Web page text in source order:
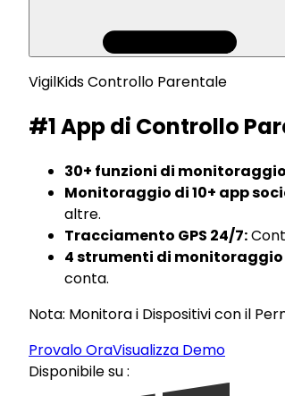
VigilKids Controllo Parentale
#1 App di Controllo
30+ funzioni di
Monitoraggio di 10+ app
altre.
Tracciamento GPS 24/7:
4 strumenti di monitoraggio
conta.
Nota: Monitora i Dispositivi con il
Provalo OraVisualizza Demo
Disponibile su :